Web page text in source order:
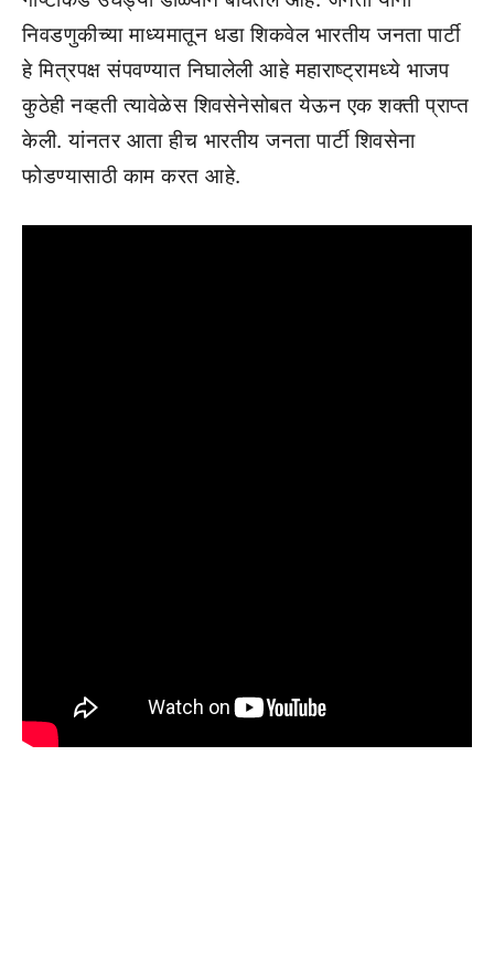
निवडणुकीच्या माध्यमातून धडा शिकवेल भारतीय जनता पार्टी
हे मित्रपक्ष संपवण्यात निघालेली आहे महाराष्ट्रामध्ये भाजप
कुठेही नव्हती त्यावेळेस शिवसेनेसोबत येऊन एक शक्ती प्राप्त
केली. यांनतर आता हीच भारतीय जनता पार्टी शिवसेना
फोडण्यासाठी काम करत आहे.